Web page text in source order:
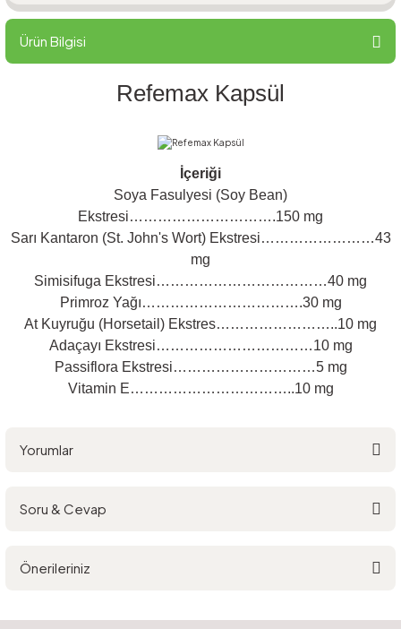
Ürün Bilgisi
Refemax Kapsül
İçeriği
Soya Fasulyesi (Soy Bean)
Ekstresi………………………….150 mg
Sarı Kantaron (St. John's Wort) Ekstresi……………………43
mg
Simisifuga Ekstresi………………………………40 mg
Primroz Yağı…………………………….30 mg
At Kuyruğu (Horsetail) Ekstres……………………..10 mg
Adaçayı Ekstresi……………………………10 mg
Passiflora Ekstresi…………………………5 mg
Vitamin E……………………………..10 mg
Yorumlar
Soru & Cevap
Önerileriniz